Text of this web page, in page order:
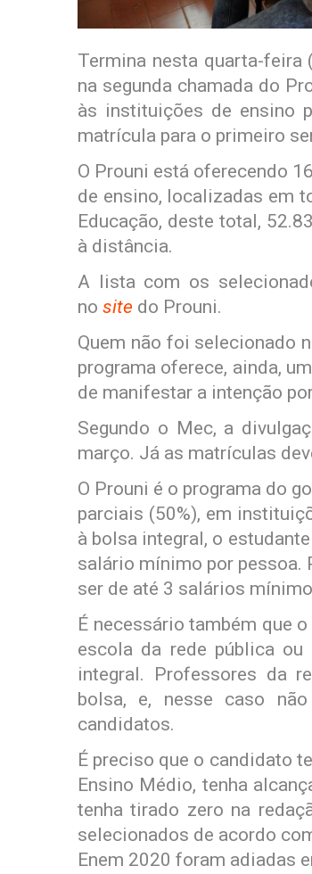
Termina nesta quarta-feira
na segunda chamada do
às instituições de ensino
matrícula para o primeiro
O Prouni está oferecendo
de ensino, localizadas em
Educação, deste total,
à distância.
A lista com os
no site do Prouni.
Quem não foi selecionado
programa oferece, ainda,
de manifestar a intenção
Segundo o Mec, a
março. Já as matrículas
O Prouni é o programa do
parciais (50%), em
à bolsa integral, o
salário mínimo por pessoa.
ser de até 3 salários
É necessário também que
escola da rede pública
integral. Professores da
bolsa, e, nesse caso
candidatos.
É preciso que o candidato
Ensino Médio, tenha
tenha tirado zero na
selecionados de acordo
Enem 2020 foram adiadas